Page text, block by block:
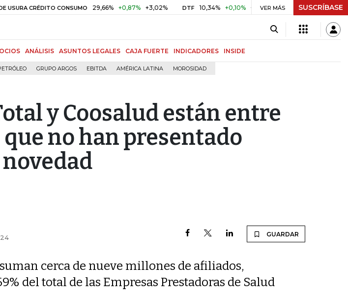
CRÉDITO CONSUMO 29,66% +0,87% +3,02% DTF 10,34% +0,10% +0,98% UVR $ 416,91 +$ 0,05
VER MÁS SUSCRÍBASE
ANÁLISIS ASUNTOS LEGALES CAJA FUERTE INDICADORES INSIDE
GRUPO ARGOS EBITDA AMÉRICA LATINA MOROSIDAD
y Coosalud están entre
que no han presentado
GUARDAR
cerca de nueve millones de afiliados,
del total de las Empresas Prestadoras de Salud